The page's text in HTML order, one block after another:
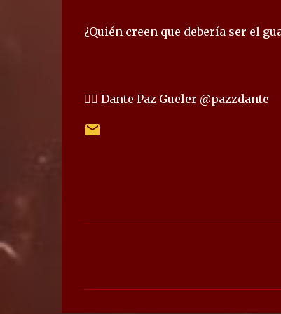
¿Quién creen que debería ser el
✍🏻 Dante Paz Gueler @pazzdante